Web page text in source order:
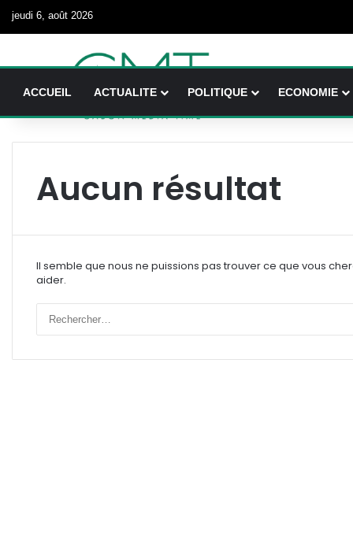
jeudi 6, août 2026
ACCUEIL ACTUALITE POLITIQUE ECONOMIE
Aucun résultat
Il semble que nous ne puissions pas trouver ce que vous
aider.